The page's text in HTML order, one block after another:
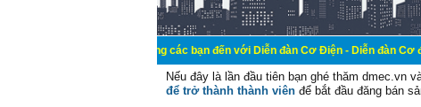
Chào mừng các bạn đến với Diễn đàn Cơ Điện - Diễn đàn Cơ điện là
Nếu đây là lần đầu tiên bạn ghé thăm dmec.vn
để trở thành thành viên để bắt đầu đăng bán